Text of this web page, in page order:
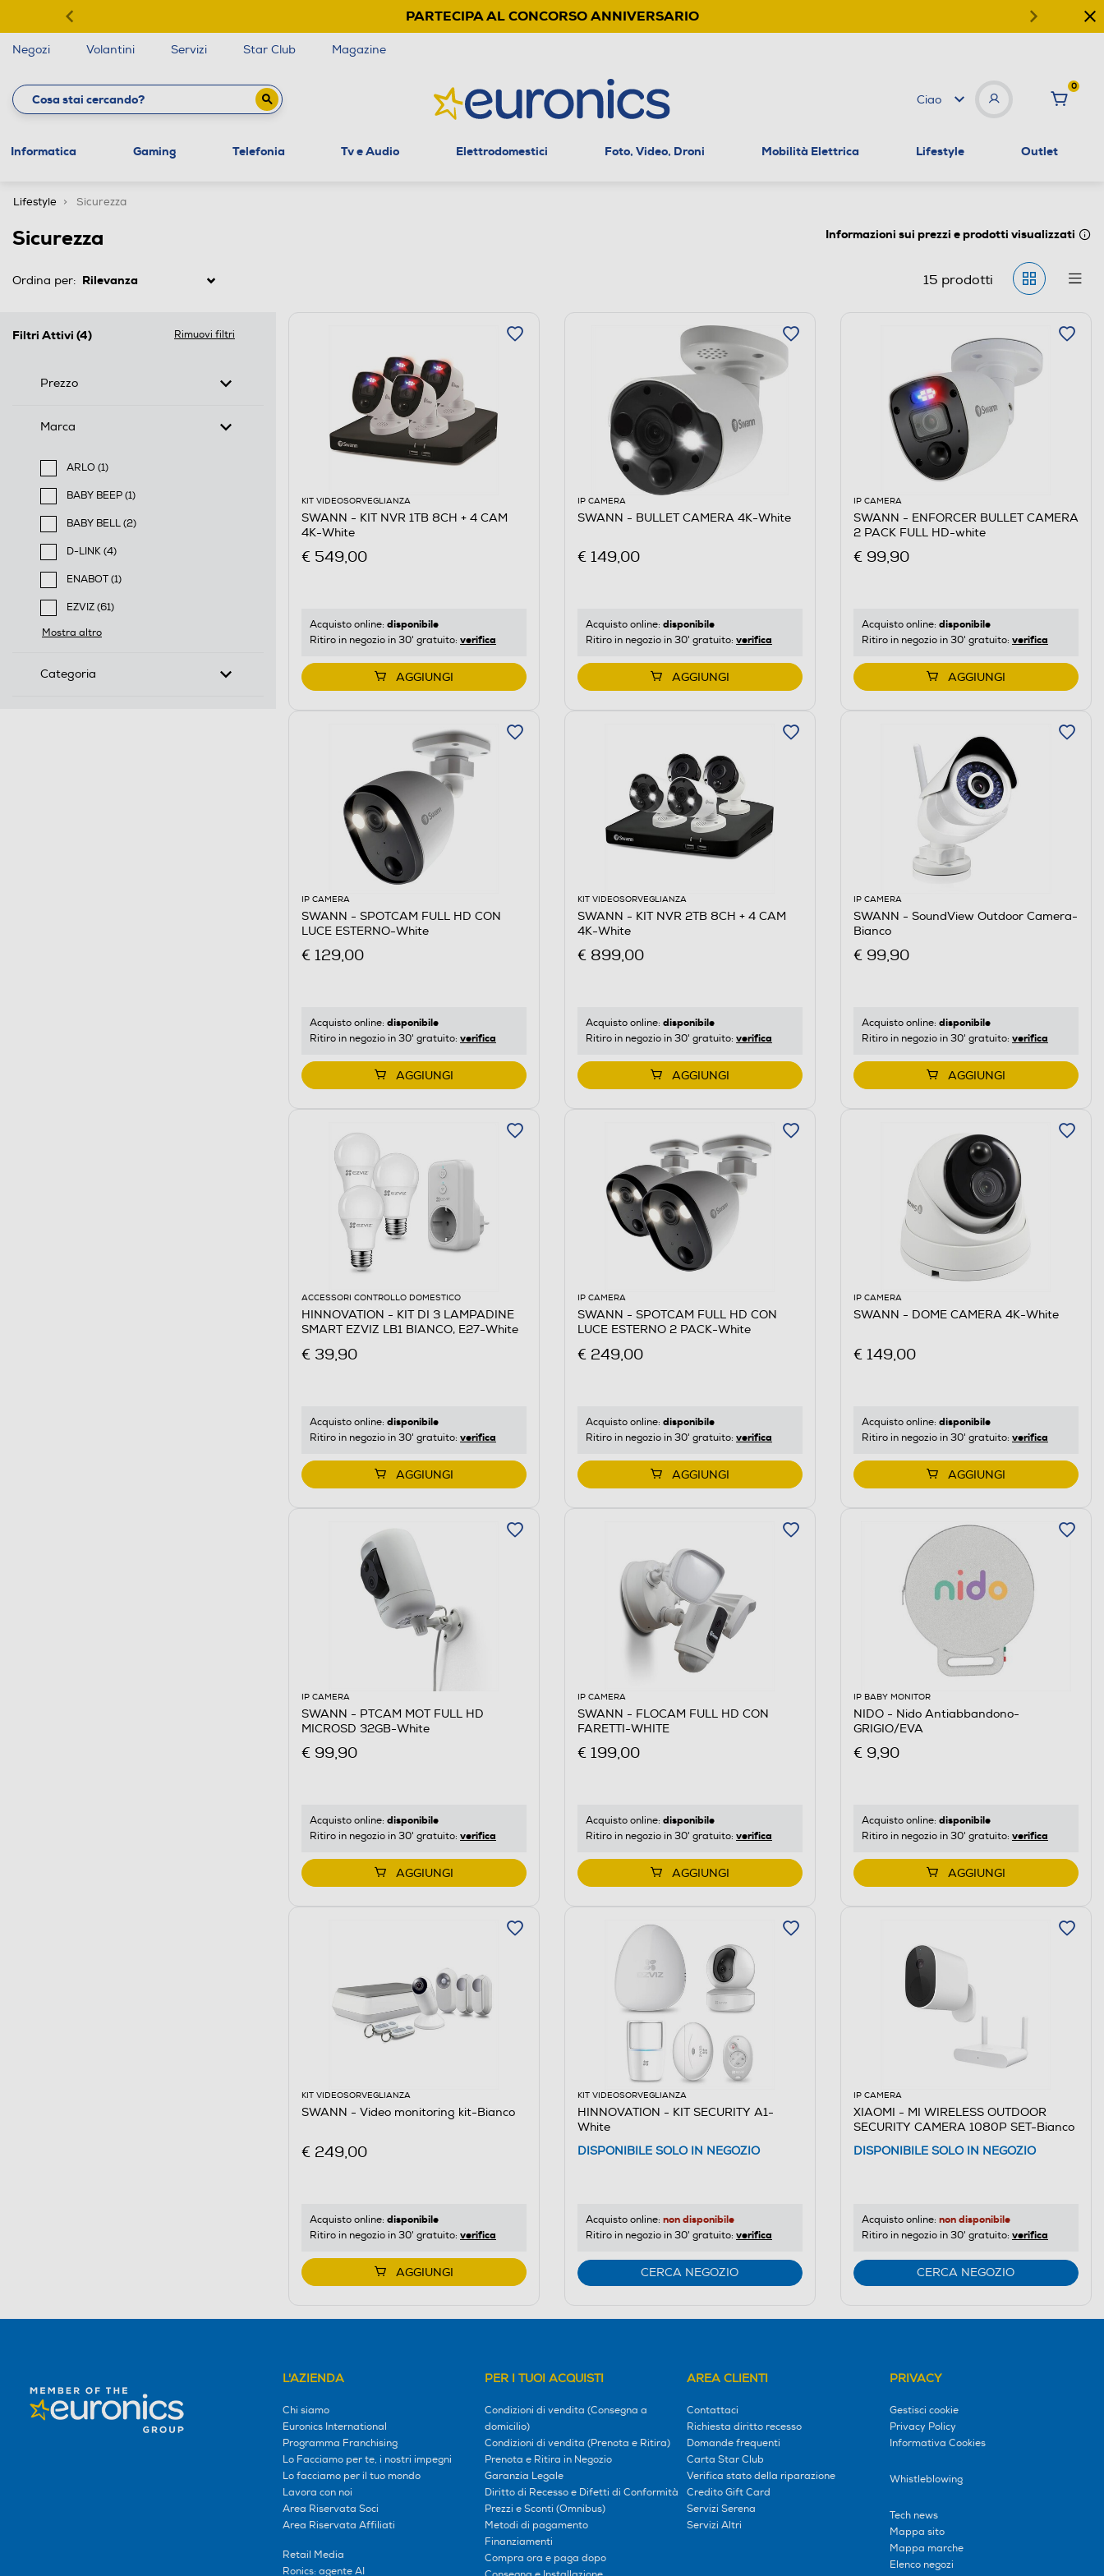
PARTECIPA AL CONCORSO ANNIVERSARIO
Negozi Volantini Servizi Star Club Magazine
Ciao
0
Informatica Gaming Telefonia Tv e Audio Elettrodomestici Foto, Video, Droni Mobilità Elettrica Lifestyle Outlet
Lifestyle Sicurezza
Sicurezza Informazioni sui prezzi e prodotti visualizzati
Ordina per: 15 prodotti
Filtri Attivi (4) Rimuovi filtri
Prezzo
Marca
ARLO (1)
Filtra per Marca: ARLO
BABY BEEP (1)
Filtra per Marca: BABY BEEP
BABY BELL (2)
Filtra per Marca: BABY BELL
D-LINK (4)
Filtra per Marca: D-LINK
ENABOT (1)
Filtra per Marca: ENABOT
EZVIZ (61)
Filtra per Marca: EZVIZ
Mostra altro
Categoria
KIT VIDEOSORVEGLIANZA
SWANN - KIT NVR 1TB 8CH + 4 CAM
4K-White
€ 549,00
Acquisto online: disponibile
Ritiro in negozio in 30' gratuito: verifica
AGGIUNGI
IP CAMERA
SWANN - BULLET CAMERA 4K-White
€ 149,00
Acquisto online: disponibile
Ritiro in negozio in 30' gratuito: verifica
AGGIUNGI
IP CAMERA
SWANN - ENFORCER BULLET CAMERA
2 PACK FULL HD-white
€ 99,90
Acquisto online: disponibile
Ritiro in negozio in 30' gratuito: verifica
AGGIUNGI
IP CAMERA
SWANN - SPOTCAM FULL HD CON
LUCE ESTERNO-White
€ 129,00
Acquisto online: disponibile
Ritiro in negozio in 30' gratuito: verifica
AGGIUNGI
KIT VIDEOSORVEGLIANZA
SWANN - KIT NVR 2TB 8CH + 4 CAM
4K-White
€ 899,00
Acquisto online: disponibile
Ritiro in negozio in 30' gratuito: verifica
AGGIUNGI
IP CAMERA
SWANN - SoundView Outdoor Camera-
Bianco
€ 99,90
Acquisto online: disponibile
Ritiro in negozio in 30' gratuito: verifica
AGGIUNGI
ACCESSORI CONTROLLO DOMESTICO
HINNOVATION - KIT DI 3 LAMPADINE
SMART EZVIZ LB1 BIANCO, E27-White
€ 39,90
Acquisto online: disponibile
Ritiro in negozio in 30' gratuito: verifica
AGGIUNGI
IP CAMERA
SWANN - SPOTCAM FULL HD CON
LUCE ESTERNO 2 PACK-White
€ 249,00
Acquisto online: disponibile
Ritiro in negozio in 30' gratuito: verifica
AGGIUNGI
IP CAMERA
SWANN - DOME CAMERA 4K-White
€ 149,00
Acquisto online: disponibile
Ritiro in negozio in 30' gratuito: verifica
AGGIUNGI
IP CAMERA
SWANN - PTCAM MOT FULL HD
MICROSD 32GB-White
€ 99,90
Acquisto online: disponibile
Ritiro in negozio in 30' gratuito: verifica
AGGIUNGI
IP CAMERA
SWANN - FLOCAM FULL HD CON
FARETTI-WHITE
€ 199,00
Acquisto online: disponibile
Ritiro in negozio in 30' gratuito: verifica
AGGIUNGI
IP BABY MONITOR
NIDO - Nido Antiabbandono-
GRIGIO/EVA
€ 9,90
Acquisto online: disponibile
Ritiro in negozio in 30' gratuito: verifica
AGGIUNGI
KIT VIDEOSORVEGLIANZA
SWANN - Video monitoring kit-Bianco
€ 249,00
Acquisto online: disponibile
Ritiro in negozio in 30' gratuito: verifica
AGGIUNGI
KIT VIDEOSORVEGLIANZA
HINNOVATION - KIT SECURITY A1-
White
DISPONIBILE SOLO IN NEGOZIO
Acquisto online: non disponibile
Ritiro in negozio in 30' gratuito: verifica
CERCA NEGOZIO
IP CAMERA
XIAOMI - MI WIRELESS OUTDOOR
SECURITY CAMERA 1080P SET-Bianco
DISPONIBILE SOLO IN NEGOZIO
Acquisto online: non disponibile
Ritiro in negozio in 30' gratuito: verifica
CERCA NEGOZIO
L'AZIENDA
Chi siamo
Euronics International
Programma Franchising
Lo Facciamo per te, i nostri impegni
Lo facciamo per il tuo mondo
Lavora con noi
Area Riservata Soci
Area Riservata Affiliati
Retail Media
Ronics: agente AI
PER I TUOI ACQUISTI
Condizioni di vendita (Consegna a
domicilio)
Condizioni di vendita (Prenota e Ritira)
Prenota e Ritira in Negozio
Garanzia Legale
Diritto di Recesso e Difetti di Conformità
Prezzi e Sconti (Omnibus)
Metodi di pagamento
Finanziamenti
Compra ora e paga dopo
AREA CLIENTI
Contattaci
Richiesta diritto recesso
Domande frequenti
Carta Star Club
Verifica stato della riparazione
Credito Gift Card
Servizi Serena
Servizi Altri
PRIVACY
Gestisci cookie
Privacy Policy
Informativa Cookies
Whistleblowing
Tech news
Mappa sito
Mappa marche
Elenco negozi